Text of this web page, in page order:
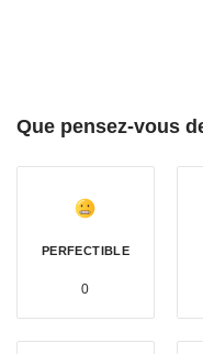
Que pensez-vous
PERFECTIBLE
0